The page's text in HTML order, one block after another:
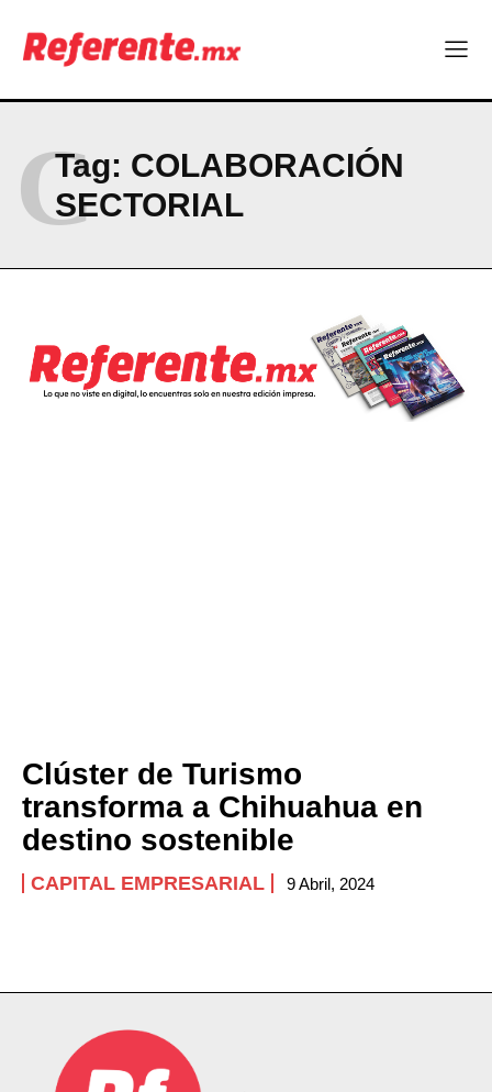
Más escuelas renovadas: fortalecen espacios para el regreso
a clases
Company
ABOUT
PRIVACY POLICY
NEWSLETTER
Tag: COLABORACIÓN
SECTORIAL
C
Clúster de Turismo
transforma a Chihuahua en
destino sostenible
CAPITAL EMPRESARIAL 9 Abril, 2024